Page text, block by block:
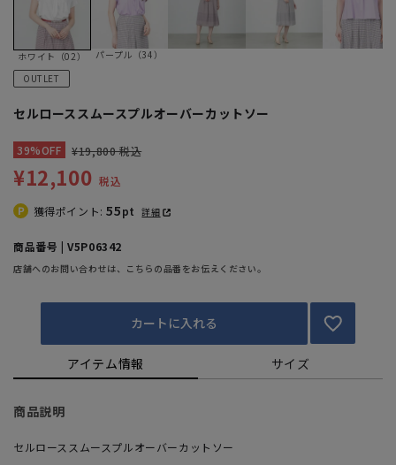
ホワイト（02）
パープル（34）
OUTLET
セルローススムースプルオーバーカットソー
39%OFF ¥19,800 税込
¥12,100 税込
獲得ポイント:55pt 詳細
商品番号 | V5P06342
店舗へのお問い合わせは、こちらの品番をお伝えください。
カートに入れる
アイテム情報 サイズ
商品説明
セルローススムースプルオーバーカットソー